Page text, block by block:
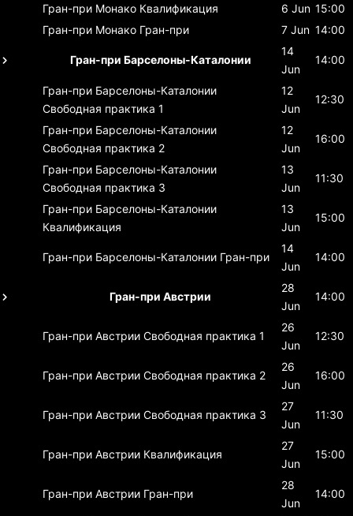
Гран-при Монако Квалификация 6 Jun 15:00
Гран-при Монако Гран-при 7 Jun 14:00
Гран-при Барселоны-Каталонии
14
Jun
14:00
Гран-при Барселоны-Каталонии
Свободная практика 1
12
Jun
12:30
Гран-при Барселоны-Каталонии
Свободная практика 2
12
Jun
16:00
Гран-при Барселоны-Каталонии
Свободная практика 3
13
Jun
11:30
Гран-при Барселоны-Каталонии
Квалификация
13
Jun
15:00
Гран-при Барселоны-Каталонии Гран-при
14
Jun
14:00
Гран-при Австрии
28
Jun
14:00
Гран-при Австрии Свободная практика 1
26
Jun
12:30
Гран-при Австрии Свободная практика 2
26
Jun
16:00
Гран-при Австрии Свободная практика 3
27
Jun
11:30
Гран-при Австрии Квалификация
27
Jun
15:00
Гран-при Австрии Гран-при
28
Jun
14:00